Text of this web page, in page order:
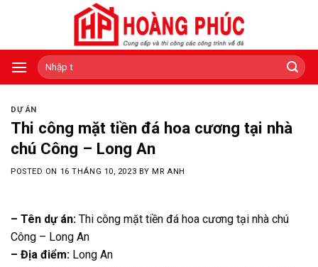
Tìm
kiếm:
DỰ ÁN
Thi công mặt tiền đá hoa cương tại nhà
chú Công – Long An
POSTED ON 16 THÁNG 10, 2023 BYMR ANH
– Tên dự án: Thi công mặt tiền đá hoa cương tại nhà chú
Công – Long An
– Địa điểm: Long An